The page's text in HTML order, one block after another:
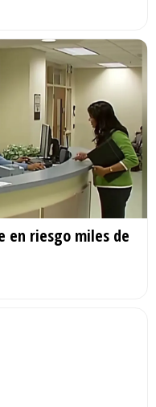
en riesgo miles de